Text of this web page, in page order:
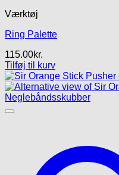
Værktøj
Ring Palette
115.00kr.
Tilføj til kurv